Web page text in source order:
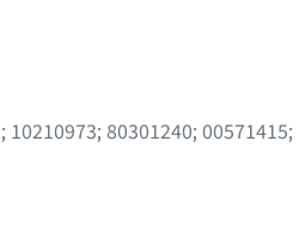
; 10210973; 80301240; 00571415;